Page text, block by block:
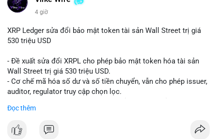
4 giờ
XRP Ledger sửa đổi bảo mật token tài sản Wall Street trị giá
530 triệu USD
- Đề xuất sửa đổi XRPL cho phép bảo mật token hóa tài sản
Wall Street trị giá 530 triệu USD.
- Cơ chế mã hóa số dư và số tiền chuyển, vẫn cho phép issuer,
auditor, regulator truy cập chọn lọc.
tài chính.
chức tài chính.
Đọc thêm